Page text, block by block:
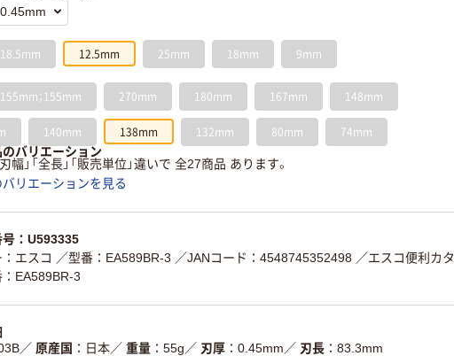
18.5mm 12.5mm 25mm 18mm 9mm
155mm；155mm 270mm 180mm 167mm 148mm
140mm 138mm 132mm 80mm 74mm
のバリエーション
刃幅」「全長」「販売単位」違いで 全27商品 あります。
リエーションを見る
号：U593335
エスコ ／型番：EA589BR-3 ／JANコード：4548745352498 ／エスコ便利カタ
：EA589BR-3
／ 原産国 日本／ 重量 55g ／ 刃厚 0.45mm ／ 刃長
83.3mm